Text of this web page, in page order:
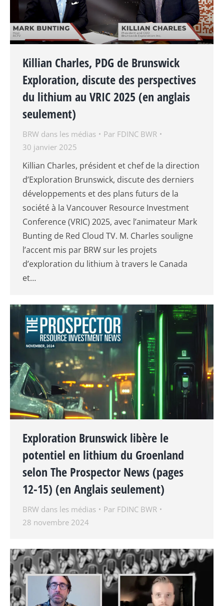
Killian Charles, PDG de Brunswick
Exploration, discute des perspectives
du lithium au VRIC 2025 (en anglais
seulement)
BRW dans les médias Par FDINC BWR
30 janvier 2025
Killian Charles, président et chef de la direction
d’Exploration Brunswick, discute des derniers
développements et des plans futurs de la
société à la Vancouver Resource Investment
Conference (VRIC) 2025, avec l’animateur Mark
Bunting de Red Cloud TV. M. Charles souligne
l’accent mis par BRW sur les projets
d’exploration du lithium à travers le Canada
et…
Exploration Brunswick libère le
potentiel en lithium du Groenland
selon The Prospector News (pages
12-15) (en Anglais seulement)
BRW dans les médias Par FDINC BWR
28 novembre 2024